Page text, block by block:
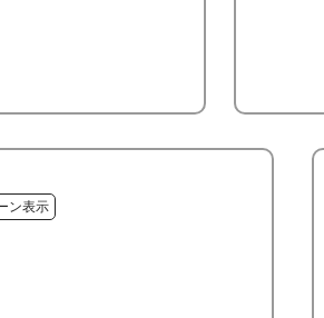
ン表示